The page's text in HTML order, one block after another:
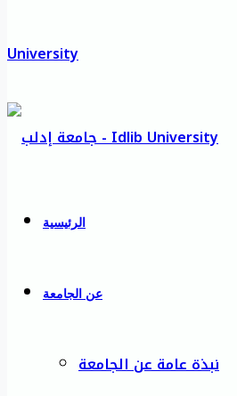
الرئيسية
عن الجامعة
نبذة عامة عن الجامعة